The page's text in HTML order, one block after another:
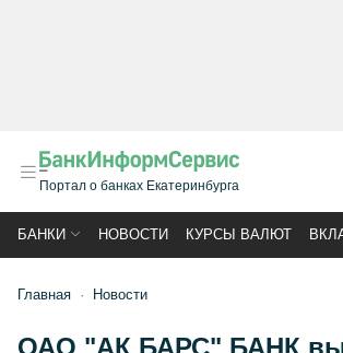
Портал о банках Екатеринбурга
БАНКИ НОВОСТИ КУРСЫ ВАЛЮТ
Главная Новости
ОАО "АК БАРС" БАНК